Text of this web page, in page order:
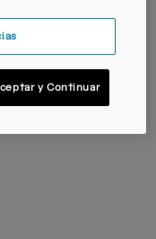
y Continuar